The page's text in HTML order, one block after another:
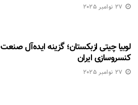
27 نوامبر 2025
لوبیا چیتی ازبکستان؛ گزینه ایده‌آل صنعت
کنسروسازی ایران
27 نوامبر 2025